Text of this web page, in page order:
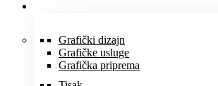
Grafički dizajn
Grafičke usluge
Grafička priprema